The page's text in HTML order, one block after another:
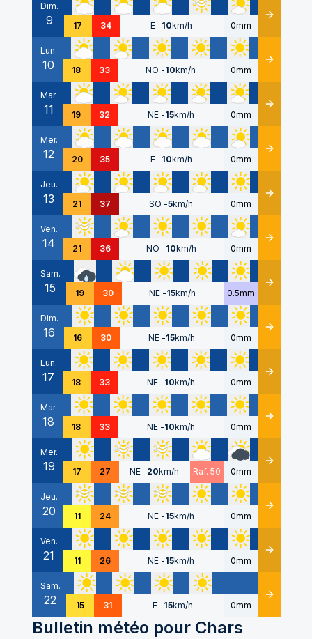
Dim.
9 17 34 E -10km/h 0mm Détails
Lun.
10 18 33 NO -10km/h 0mm Détails
Mar.
11 19 32 NE -15km/h 0mm Détails
Mer.
12 20 35 E -10km/h 0mm Détails
Jeu.
13 21 37 SO -5km/h 0mm Détails
Ven.
14 21 36 NO -10km/h 0mm Détails
Sam.
15 19 30 NE -15km/h 0.5mm Détails
Dim.
16 16 30 NE -15km/h 0mm Détails
Lun.
17 18 33 NE -10km/h 0mm Détails
Mar.
18 18 33 NE -10km/h 0mm Détails
Mer.
19 17 27 NE -20km/h Raf. 50 0mm Détails
Jeu.
20 11 24 NE -15km/h 0mm Détails
Ven.
21 11 26 NE -15km/h 0mm Détails
Sam.
22 15 31 E -15km/h 0mm Détails
Bulletin météo pour Chars